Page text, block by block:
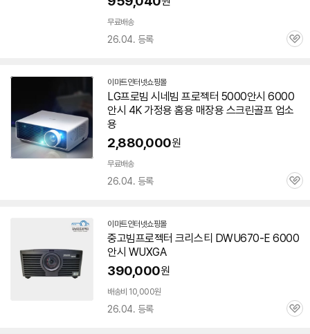
무료배송
26.04. 등록
관
이마트인터넷쇼핑몰
LG프로빔 시네빔 프로젝터 5000안시 6000
안시 4K 가정용 홈용 매장용 스크린골프 업소
용
2,880,000원
무료배송
26.04. 등록
관
이마트인터넷쇼핑몰
중고빔프로젝터 크리스티 DWU670-E 6000
안시 WUXGA
390,000원
배송비 10,000원
26.04. 등록
관